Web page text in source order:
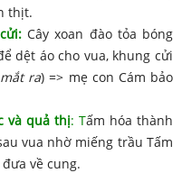
thịt.
Cây xoan đào tỏa bóng
dệt áo cho vua, khung cửi
ra) => mẹ con Cám bảo
và quả thị: Tấm hóa thành
vua nhờ miếng trầu Tấm
về cung.